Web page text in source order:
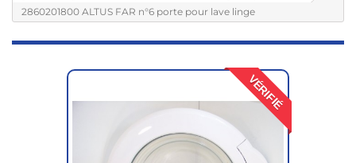
2860201800 ALTUS FAR n°6 porte pour lave linge
VÉRIFIÉ